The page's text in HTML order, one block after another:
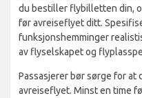
du bestiller flybilletten din,
før avreiseflyet ditt.
funksjonshemminger
av flyselskapet og
Passasjerer bør sørge for at
avreiseflyet. Minst en time